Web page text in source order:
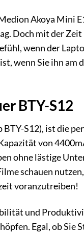
Akoya Mini
Doch mit der
wenn der
wenn Sie ihn
BTY-S12
S12), ist die
von
ohne lästige
schauen
voranzutreiben!
und
Egal, ob Sie